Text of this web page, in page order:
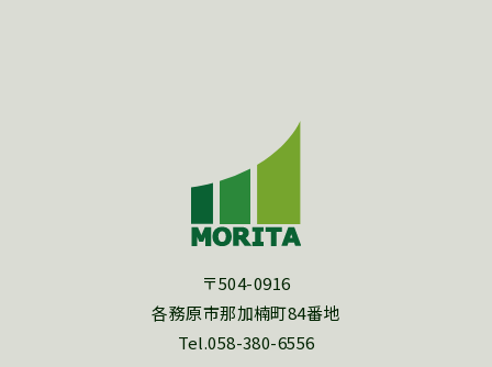
〒504-0916
各務原市那加楠町84番地
Tel.058-380-6556